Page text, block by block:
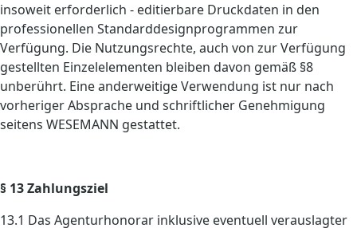
insoweit erforderlich - editierbare Druckdaten in den
professionellen Standarddesignprogrammen zur
Verfügung. Die Nutzungsrechte, auch von zur Verfügung
gestellten Einzelelementen bleiben davon gemäß §8
unberührt. Eine anderweitige Verwendung ist nur nach
vorheriger Absprache und schriftlicher Genehmigung
seitens WESEMANN gestattet.
§ 13 Zahlungsziel
13.1 Das Agenturhonorar inklusive eventuell verauslagter